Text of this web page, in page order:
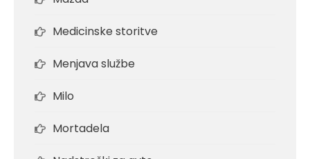
Medicinske storitve
Menjava službe
Milo
Mortadela